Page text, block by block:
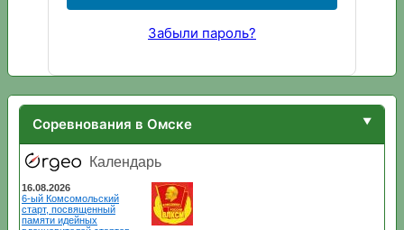
Забыли пароль?
Соревнования в Омске